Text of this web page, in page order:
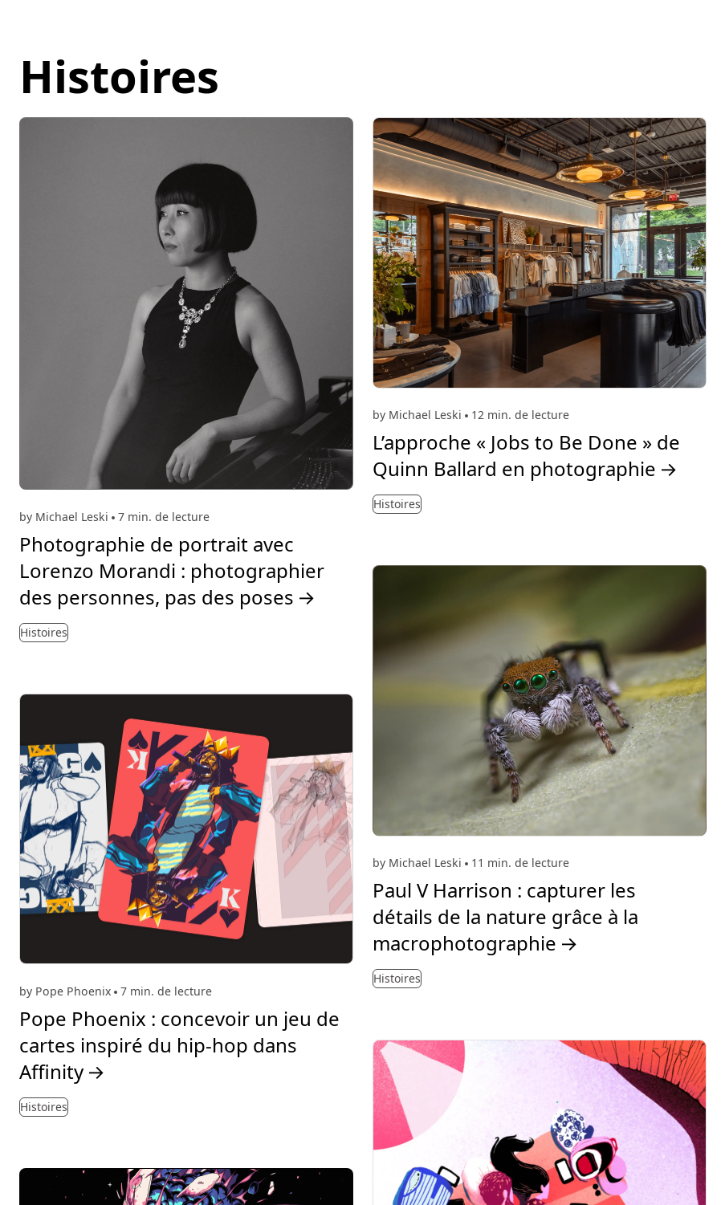
Histoires
by Michael Leski 7 min. de lecture
Photographie de portrait avec
Lorenzo Morandi : photographier
des personnes, pas des poses →
Histoires
by Pope Phoenix 7 min. de lecture
Pope Phoenix : concevoir un jeu de
cartes inspiré du hip-hop dans
Affinity →
Histoires
by Michael Leski 12 min. de lecture
L’approche « Jobs to Be Done » de
Quinn Ballard en photographie →
Histoires
by Michael Leski 11 min. de lecture
Paul V Harrison : capturer les
détails de la nature grâce à la
macrophotographie →
Histoires